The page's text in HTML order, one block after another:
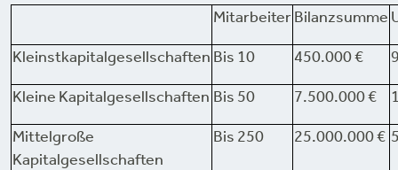
MitarbeiterBilanzsumme
Kleinstkapitalgesellschaften Bis 10 450.000 €
Kleine Kapitalgesellschaften Bis 50 7.500.000 €
Mittelgroße
Kapitalgesellschaften
Bis 250 25.000.000 €